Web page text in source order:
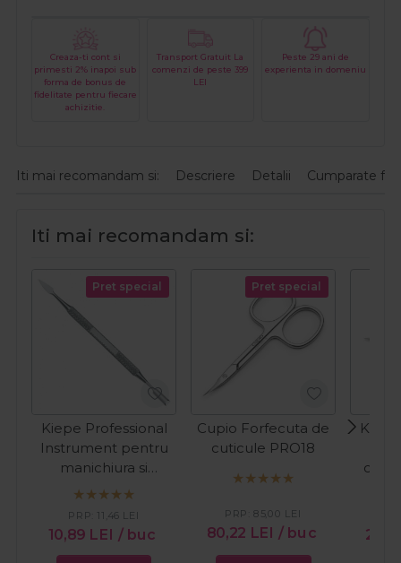
Creaza-ti cont si
primesti 2% inapoi sub
forma de bonus de
fidelitate pentru fiecare
achizitie.
Transport Gratuit La
comenzi de peste 399
LEI
Peste 29 ani de
experienta in domeniu
Iti mai recomandam si: Descriere Detalii Cumparate
Iti mai recomandam si:
Pret special
Kiepe Professional
Instrument pentru
manichiura si
pedichiura 411
10,89 LEI / buc
PRP: 11,46 LEI
Pret special
Cupio Forfecuta de
cuticule PRO18
80,22 LEI / buc
PRP: 85,00 LEI